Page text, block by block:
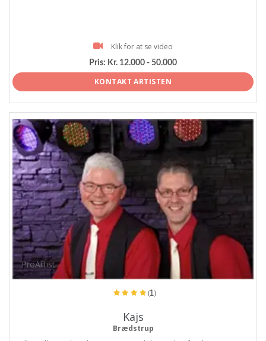
Klik for at se video
Pris: Kr. 12.000 - 50.000
KONTAKT ARTISTEN
ProArtist
(1)
Kajs
Brædstrup